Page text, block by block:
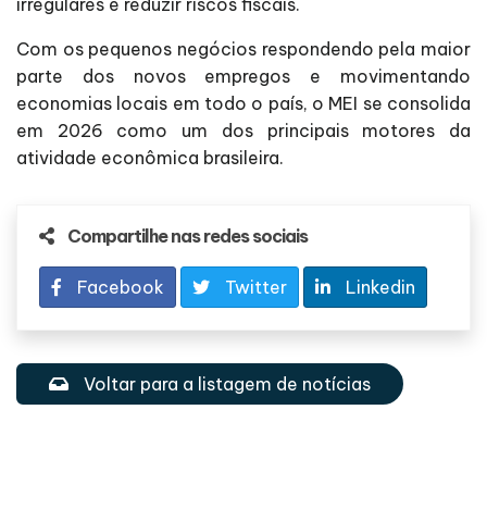
irregulares e reduzir riscos fiscais.
Com os pequenos negócios respondendo pela maior
parte dos novos empregos e movimentando
economias locais em todo o país, o MEI se consolida
em 2026 como um dos principais motores da
atividade econômica brasileira.
Compartilhe nas redes sociais
Facebook Twitter Linkedin
Voltar para a listagem de notícias